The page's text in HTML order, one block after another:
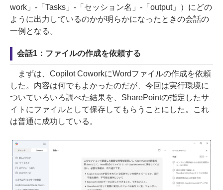
work」-「Tasks」-「セッション名」-「output」）にどの
ように出力しているのかが明らかになったときの会話の
一例となる。
会話1：ファイルの作成を依頼する
まずは、Copilot CoworkにWordファイルの作成を依頼
した。内容は何でもよかったのだが、今回は実行環境に
ついていろいろ調べた結果を、SharePointの指定したサ
イトにファイルとして保存してもらうことにした。これ
は普通に成功している。